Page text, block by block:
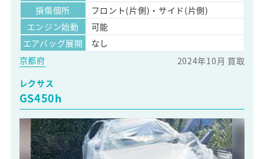
損傷個所
フロント(片側)・サイド(片側)
エンジン始動
可能
エアバッグ展開
なし
京都府
2024年10月 買取
レクサス
GS450h